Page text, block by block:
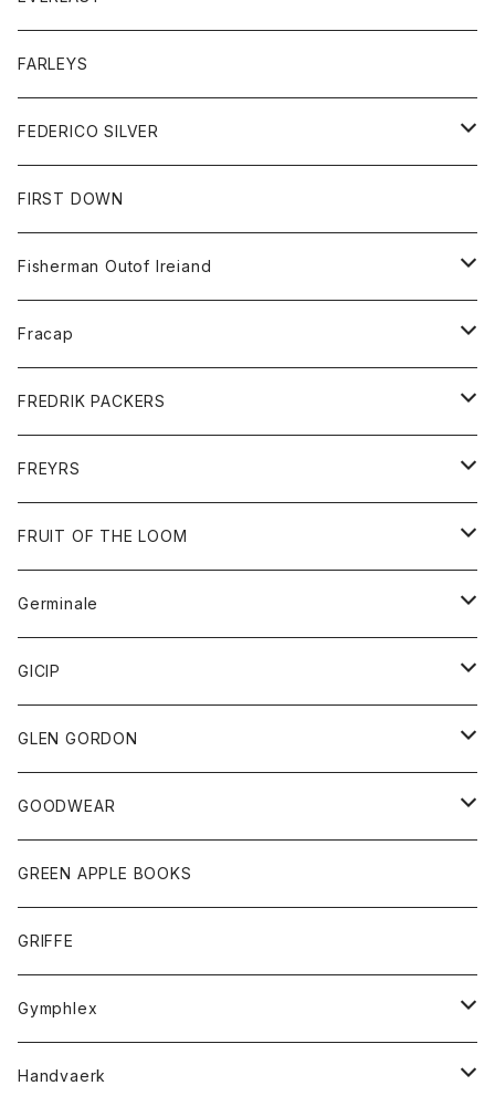
シャツ
セーター
ボトム
ショートパンツ
パンツ
レディース
コート
ジャケット
Tシャツ
ボトム
トップス
ジャケット
スエットシャツ
ボトム
スエットパンツ
グッズ
帽子
FARLEYS
FEDERICO SILVER
アクセサリー
FIRST DOWN
Fisherman Outof Ireiand
ニット
Fracap
グッズ
靴
FREDRIK PACKERS
アクセサリー
バッグ
FREYRS
サングラス
FRUIT OF THE LOOM
アウター
パーカー
グッズ
ネクタイ
チーフ
トップス
シャツ
タンクトップ
ボトム
ショートパンツ
スカート
レディース
スカート
Tシャツ
Germinale
靴
サンダル
GICIP
トップス
Tシャツ
GLEN GORDON
グッズ
手袋
GOODWEAR
トップス
Tシャツ
GREEN APPLE BOOKS
GRIFFE
Gymphlex
アウター
Handvaerk